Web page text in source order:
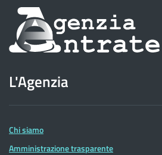
Informazioni
sul
dell'Agenzia
delle
Entrate
L'Agenzia
Chi siamo
Amministrazione trasparente